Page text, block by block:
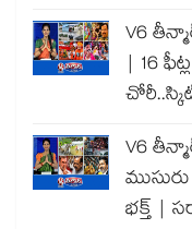
V6
| 16
V6
భక్త్ |